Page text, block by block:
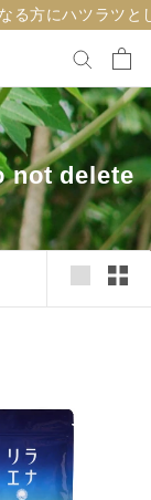
る方にハツラツと
not delete